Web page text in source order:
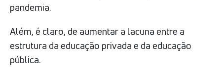
pandemia.
Além, é claro, de aumentar a lacuna entre a
estrutura da educação privada e da educação
pública.